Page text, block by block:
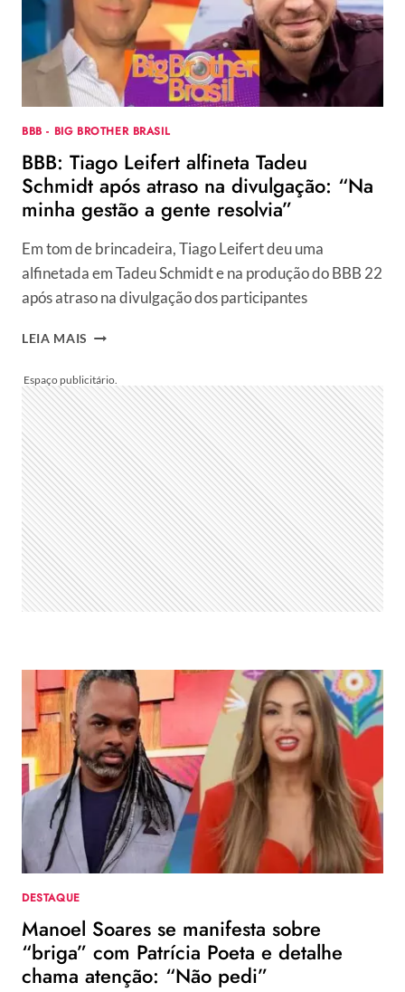
ANA
MARIA
BRAGA
TAMBÉM
É
DA
BBB - BIG BROTHER BRASIL
BBB: Tiago Leifert alfineta Tadeu
Schmidt após atraso na divulgação: “Na
minha gestão a gente resolvia”
Em tom de brincadeira, Tiago Leifert deu uma
alfinetada em Tadeu Schmidt e na produção do BBB 22
após atraso na divulgação dos participantes
LEIA MAIS BBB:
ALFINETA
TADEU
SCHMIDT
APÓS
ATRASO
NA
DIVULGAÇÃO:
“NA
MINHA
GESTÃO
A
GENTE
DESTAQUE
Manoel Soares se manifesta sobre
“briga” com Patrícia Poeta e detalhe
chama atenção: “Não pedi”